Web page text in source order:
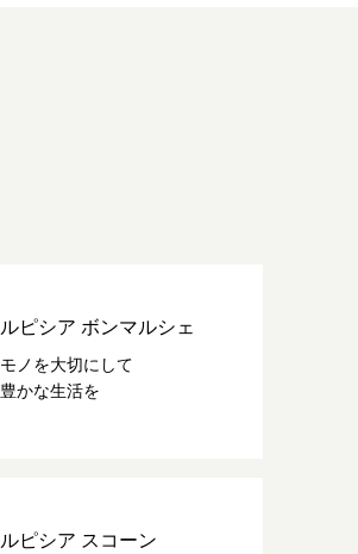
ルピシア ボンマルシェ
モノを大切にして
豊かな生活を
ルピシア スコーン